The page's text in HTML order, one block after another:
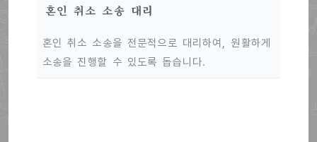
혼인 취소 소송 대리
혼인 취소 소송을 전문적으로 대리하여, 원활하게
소송을 진행할 수 있도록 돕습니다.